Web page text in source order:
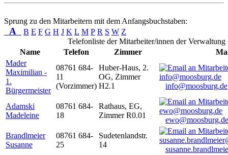
Sprung zu den Mitarbeitern mit dem Anfangsbuchstaben:
A B E F G H J K L M P R S W Z
Telefonliste der Mitarbeiter/innen der Verwaltung
Name
Telefon Zimmer
Mader
Maximilian -
1.
Bürgermeister
08761 684-
11
(Vorzimmer)
Huber-Haus, 2.
OG, Zimmer
H2.1
info@moosburg.de
Adamski
Madeleine
08761 684-
18
Rathaus, EG,
Zimmer R0.01
ewo@moosburg.de
Brandlmeier
Susanne
08761 684-
25
Sudetenlandstr.
14